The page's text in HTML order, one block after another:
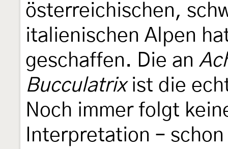
österreichischen,
italienischen Alpen
geschaffen. Die an
Bucculatrixist die
Noch immer folgt
Interpretation –